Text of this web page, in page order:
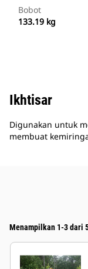
Bobot
133.19 kg
Ikhtisar
Digunakan untuk
membuat
Menampilkan 1-3 dari